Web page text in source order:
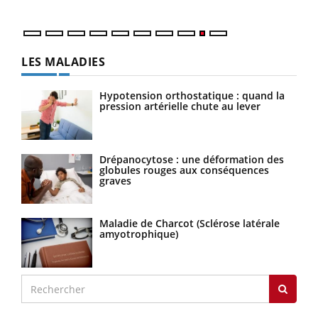
LES MALADIES
Hypotension orthostatique : quand la
pression artérielle chute au lever
Drépanocytose : une déformation des
globules rouges aux conséquences
graves
Maladie de Charcot (Sclérose latérale
amyotrophique)